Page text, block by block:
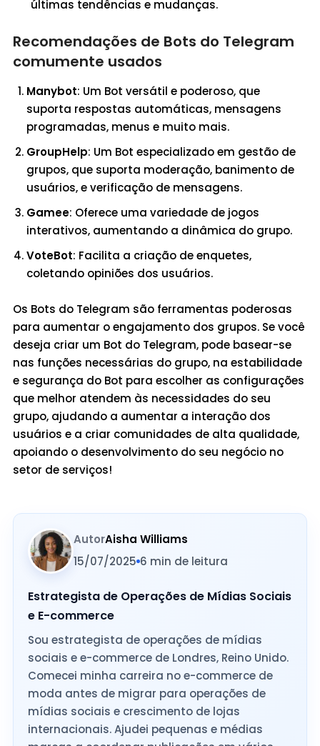
últimas tendências e mudanças.
Recomendações de Bots do Telegram
comumente usados
Manybot: Um Bot versátil e poderoso, que
suporta respostas automáticas, mensagens
programadas, menus e muito mais.
GroupHelp: Um Bot especializado em gestão de
grupos, que suporta moderação, banimento de
usuários, e verificação de mensagens.
Gamee: Oferece uma variedade de jogos
interativos, aumentando a dinâmica do grupo.
VoteBot: Facilita a criação de enquetes,
coletando opiniões dos usuários.
Os Bots do Telegram são ferramentas poderosas
para aumentar o engajamento dos grupos. Se você
deseja criar um Bot do Telegram, pode basear-se
nas funções necessárias do grupo, na estabilidade
e segurança do Bot para escolher as configurações
que melhor atendem às necessidades do seu
grupo, ajudando a aumentar a interação dos
usuários e a criar comunidades de alta qualidade,
apoiando o desenvolvimento do seu negócio no
setor de serviços!
AutorAisha Williams
15/07/2025 6 min de leitura
Estrategista de Operações de Mídias Sociais
e E-commerce
Sou estrategista de operações de mídias
sociais e e-commerce de Londres, Reino Unido.
Comecei minha carreira no e-commerce de
moda antes de migrar para operações de
mídias sociais e crescimento de lojas
internacionais. Ajudei pequenas e médias